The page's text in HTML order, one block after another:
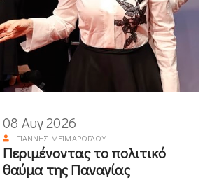
08 Αυγ 2026
ΓΙΆΝΝΗΣ ΜΕΪΜΆΡΟΓΛΟΥ
Περιμένοντας το πολιτικό
θαύμα της Παναγίας